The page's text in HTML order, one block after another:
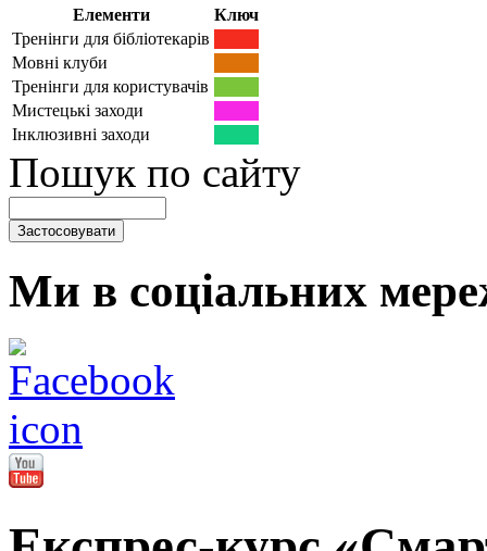
Елементи
Ключ
Тренінги для бібліотекарів
Мовні клуби
Тренінги для користувачів
Мистецькі заходи
Інклюзивні заходи
Пошук по сайту
Ми в соціальних